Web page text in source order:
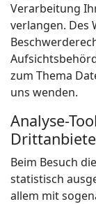
Verarbeitung
verlangen. Des
zum Thema
uns wenden.
Analyse-
Beim Besuch
statistisch
allem mit